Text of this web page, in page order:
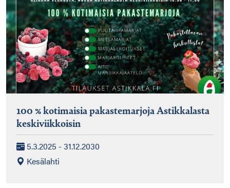
100 % kotimaisia pakastemarjoja Astikkalasta
keskiviikkoisin
5.3.2025 - 31.12.2030
Kesälahti